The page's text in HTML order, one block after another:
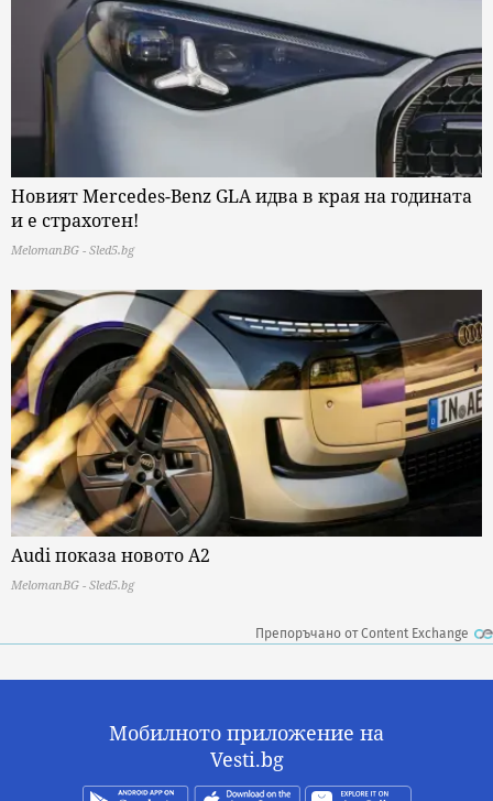
Новият Mercedes-Benz GLA идва в края на годината
и е страхотен!
MelomanBG - Sled5.bg
Audi показа новото A2
MelomanBG - Sled5.bg
Препоръчано от Content Exchange
Мобилното приложение на
Vesti.bg